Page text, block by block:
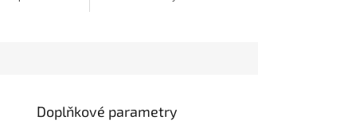
Doplňkové parametry